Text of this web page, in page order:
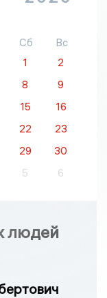
Сб
Вс
1
2
8
9
15
16
22
23
29
30
5 6
людей